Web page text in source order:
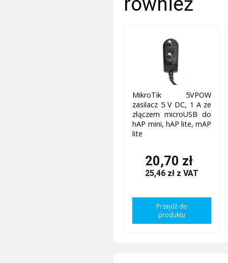
MikroTik 5VPOW
zasilacz 5 V DC, 1 A ze
złączem microUSB do
hAP mini, hAP lite, mAP
lite
20,70 zł
25,46 zł z VAT
Przejdź do
produktu